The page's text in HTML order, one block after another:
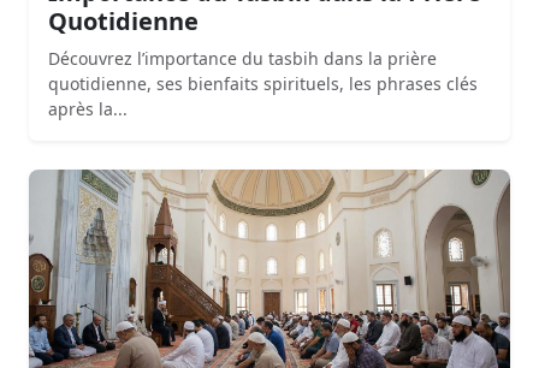
Quotidienne
Découvrez l’importance du tasbih dans la prière
quotidienne, ses bienfaits spirituels, les phrases clés
après la...